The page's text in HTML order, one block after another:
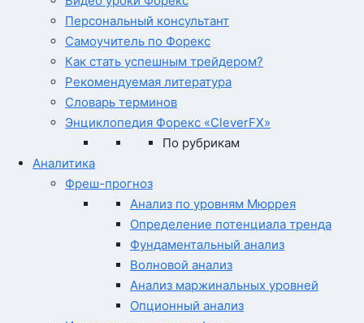
Персональный консультант
Самоучитель по Форекс
Как стать успешным трейдером?
Рекомендуемая литература
Словарь терминов
Энциклопедия Форекс «CleverFX»
По рубрикам
Аналитика
Фреш-прогноз
Анализ по уровням Мюррея
Определение потенциала тренда
Фундаментальный анализ
Волновой анализ
Анализ маржинальных уровней
Опционный анализ